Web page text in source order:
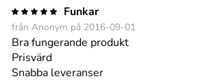
Funkar
från Anonym på 2016-09-01
Bra fungerande produkt
Prisvärd
Snabba leveranser